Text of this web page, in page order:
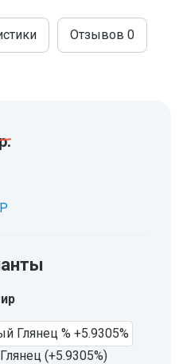
Отзывов 0
(+5.9305%)